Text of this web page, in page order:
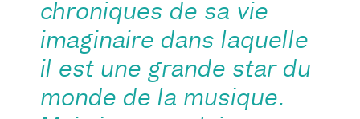
chroniques de sa vie
imaginaire dans laquelle
il est une grande star du
monde de la musique.